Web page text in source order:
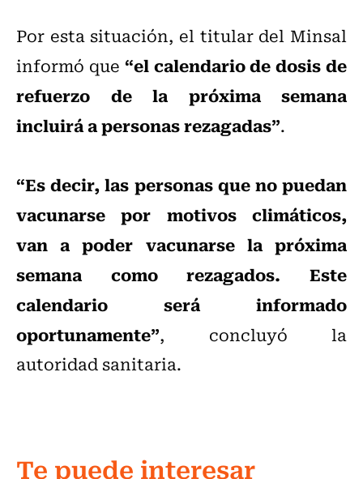
Por esta situación, el titular del Minsal
informó que “el calendario de dosis de
refuerzo de la próxima semana
incluirá a personas rezagadas”.
“Es decir, las personas que no puedan
vacunarse por motivos climáticos,
van a poder vacunarse la próxima
semana como rezagados. Este
calendario será informado
oportunamente”, concluyó la
autoridad sanitaria.
Te puede interesar